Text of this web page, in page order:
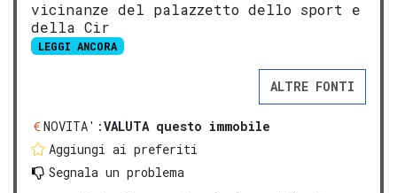
vicinanze del palazzetto dello sport e
della Cir
LEGGI ANCORA
ALTRE FONTI
NOVITA':VALUTA questo immobile
Aggiungi ai preferiti
Segnala un problema